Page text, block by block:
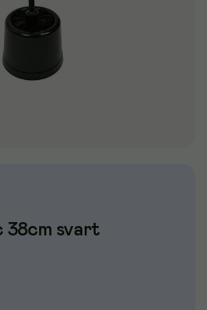
38cm svart